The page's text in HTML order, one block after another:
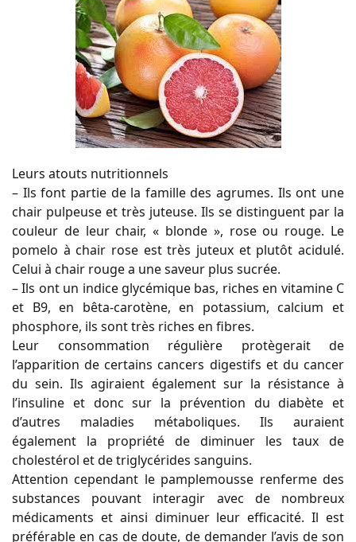
Leurs atouts nutritionnels
– Ils font partie de la famille des agrumes. Ils ont une
chair pulpeuse et très juteuse. Ils se distinguent par la
couleur de leur chair, « blonde », rose ou rouge. Le
pomelo à chair rose est très juteux et plutôt acidulé.
Celui à chair rouge a une saveur plus sucrée.
– Ils ont un indice glycémique bas, riches en vitamine C
et B9, en bêta-carotène, en potassium, calcium et
phosphore, ils sont très riches en fibres.
Leur consommation régulière protègerait de
l’apparition de certains cancers digestifs et du cancer
du sein. Ils agiraient également sur la résistance à
l’insuline et donc sur la prévention du diabète et
d’autres maladies métaboliques. Ils auraient
également la propriété de diminuer les taux de
cholestérol et de triglycérides sanguins.
Attention cependant le pamplemousse renferme des
substances pouvant interagir avec de nombreux
médicaments et ainsi diminuer leur efficacité. Il est
préférable en cas de doute, de demander l’avis de son